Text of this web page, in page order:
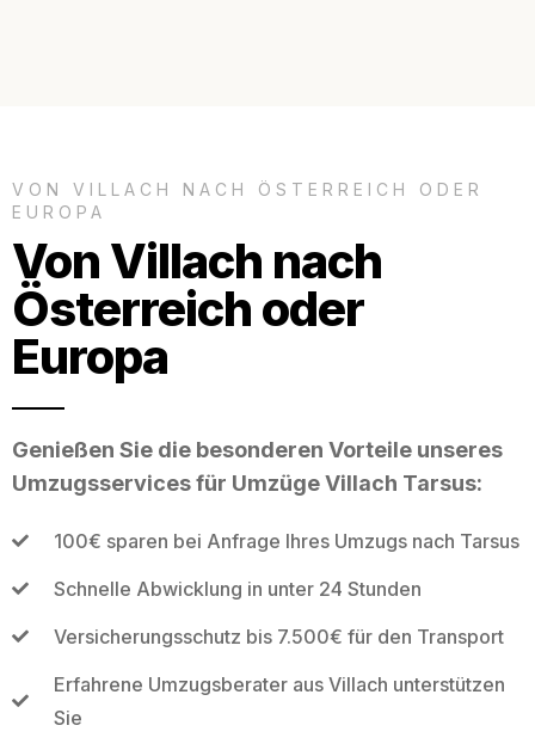
VON VILLACH NACH ÖSTERREICH ODER
EUROPA
Von Villach nach
Österreich oder
Europa
Genießen Sie die besonderen Vorteile unseres
Umzugsservices für Umzüge Villach Tarsus:
100€ sparen bei Anfrage Ihres Umzugs nach Tarsus
Schnelle Abwicklung in unter 24 Stunden
Versicherungsschutz bis 7.500€ für den Transport
Erfahrene Umzugsberater aus Villach unterstützen
Sie